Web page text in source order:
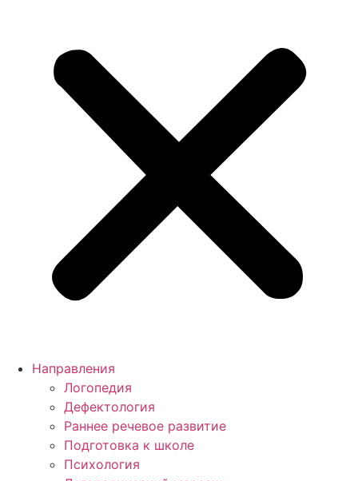
Направления
Логопедия
Дефектология
Раннее речевое развитие
Подготовка к школе
Психология